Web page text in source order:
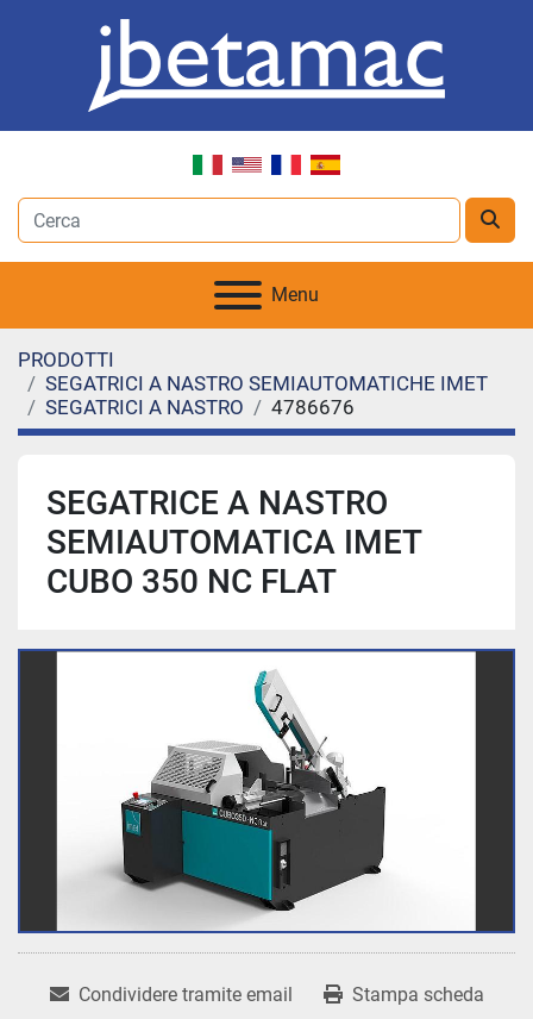
Menu
PRODOTTI
SEGATRICI A NASTRO SEMIAUTOMATICHE IMET
SEGATRICI A NASTRO
4786676
SEGATRICE A NASTRO
SEMIAUTOMATICA IMET
CUBO 350 NC FLAT
Condividere tramite email Stampa scheda